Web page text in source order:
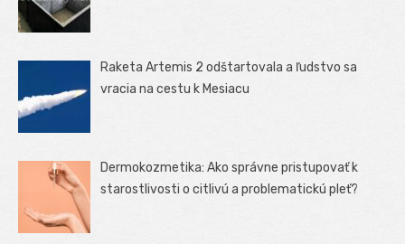
Raketa Artemis 2 odštartovala a ľudstvo sa
vracia na cestu k Mesiacu
Dermokozmetika: Ako správne pristupovať k
starostlivosti o citlivú a problematickú pleť?